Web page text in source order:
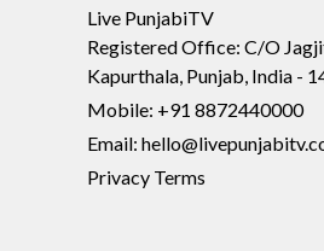
Live PunjabiTV
Registered Office: C/O
Kapurthala, Punjab, India -
Mobile: +91 8872440000
Email:
Privacy Terms